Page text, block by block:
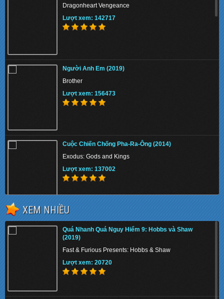
Dragonheart Vengeance
Lượt xem: 142717
Người Anh Em (2019)
Brother
Lượt xem: 156473
Cuộc Chiến Chống Pha-Ra-Ông (2014)
Exodus: Gods and Kings
Lượt xem: 137002
Fight Club
Địch Nhân Kiệt: Tứ Đại Thiên Vương (2018)
XEM NHIỀU
Quá Nhanh Quá Nguy Hiểm 9: Hobbs và Shaw
(2019)
Fast & Furious Presents: Hobbs & Shaw
Lượt xem: 20720